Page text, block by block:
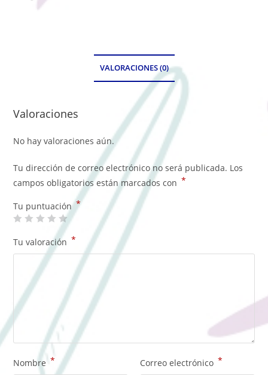
VALORACIONES (0)
Valoraciones
No hay valoraciones aún.
Tu dirección de correo electrónico no será publicada. Los
campos obligatorios están marcados con *
Tu puntuación *
Tu valoración *
Nombre * Correo electrónico *